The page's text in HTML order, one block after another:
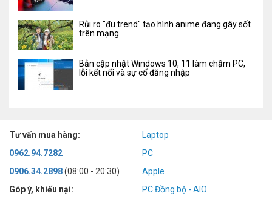
Rủi ro "đu trend" tạo hình anime đang gây sốt
trên mạng.
Bản cập nhật Windows 10, 11 làm chậm PC,
lỗi kết nối và sự cố đăng nhập
Tư vấn mua hàng:
0962.94.7282
0906.34.2898(08:00 - 20:30)
Góp ý, khiếu nại:
Laptop
PC
Apple
PC Đồng bộ - AIO